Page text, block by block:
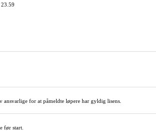
for at påmeldte løpere har gyldig lisens.
før start.